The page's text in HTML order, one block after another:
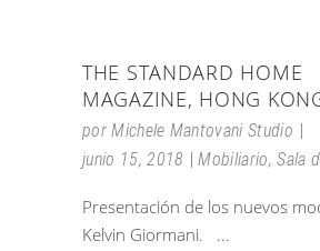
THE STANDARD HOME
MAGAZINE, HONG
porMichele Mantovani Studio
junio 15, 2018
Mobiliario,Sala
Presentación de los nuevos
Kelvin Giormani.